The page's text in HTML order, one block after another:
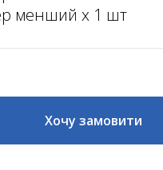
менший х 1 шт
Хочу замовити